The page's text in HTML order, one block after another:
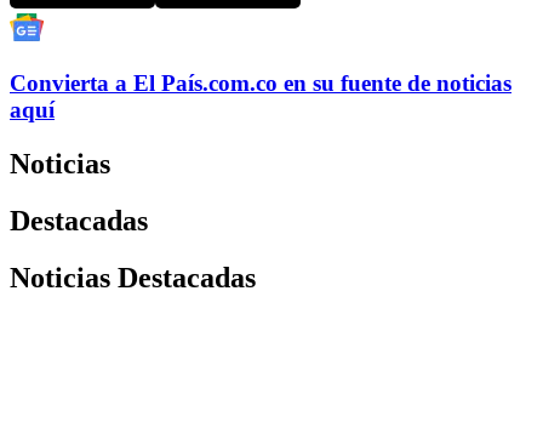
Convierta a El País.com.co en su fuente de noticias
aquí
Noticias
Destacadas
Noticias Destacadas